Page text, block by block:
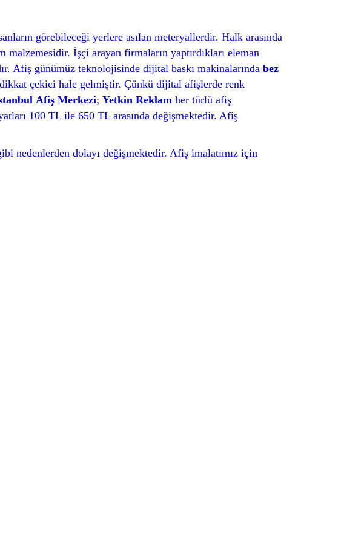
görebileceği yerlere asılan meteryallerdir. Halk arasında
İşçi arayan firmaların yaptırdıkları eleman
Afiş günümüz teknolojisinde dijital baskı makinalarında bez
çekici hale gelmiştir. Çünkü dijital afişlerde renk
Afiş Merkezi; Yetkin Reklam her türlü afiş
100 TL ile 650 TL arasında değişmektedir. Afiş
nedenlerden dolayı değişmektedir. Afiş imalatımız için